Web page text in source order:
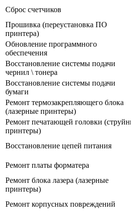
Сброс счетчиков
Прошивка (переустановка ПО
принтера)
Обновление программного
обеспечения
Восстановление системы подачи
чернил \ тонера
Восстановление системы подачи
бумаги
Ремонт термозакрепляющего блока
(лазерные принтеры)
Ремонт печатающей головки
принтеры)
Восстановление цепей питания
Ремонт платы форматера
Ремонт блока лазера (лазерные
принтеры)
Ремонт корпусных повреждений